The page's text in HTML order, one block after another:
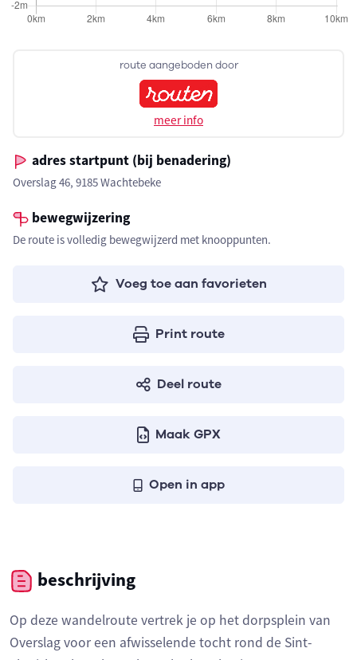
route aangeboden door
meer info
adres startpunt (bij benadering)
Overslag 46, 9185 Wachtebeke
bewegwijzering
De route is volledig bewegwijzerd met knooppunten.
Voeg toe aan favorieten
Print route
Deel route
Maak GPX
Open in app
beschrijving
Op deze wandelroute vertrek je op het dorpsplein van
Overslag voor een afwisselende tocht rond de Sint-